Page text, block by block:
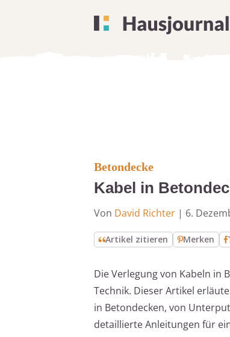
Betondecke
Kabel in
Von David Richter | 6.
Artikel zitieren Merken
Die Verlegung von Kabeln in
Technik. Dieser Artikel
in Betondecken, von
detaillierte Anleitungen für